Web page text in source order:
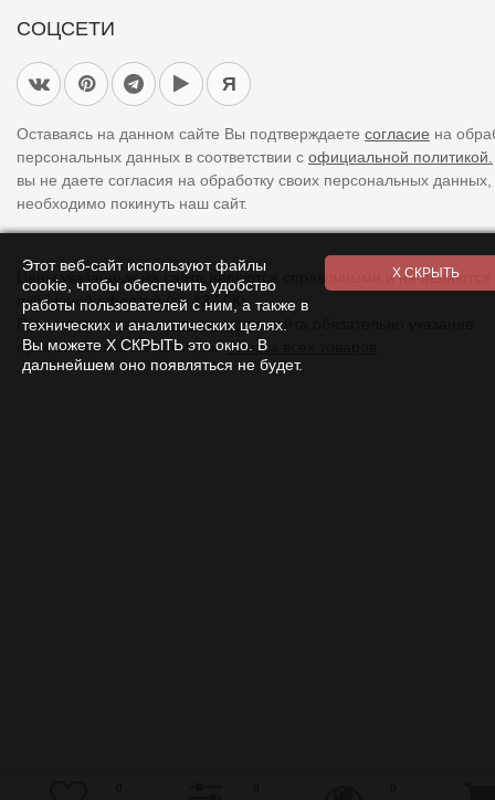
СОЦСЕТИ
Я
Оставаясь на данном сайте Вы подтверждаете согласие на
персональных данных в соответствии с официальной политикой.
вы не даете согласия на обработку своих персональных
необходимо покинуть наш сайт.
Цены указанные на сайте являются справочными и не являются
публичной офертой (ст. 437 ГК).
При использованииматериаловс сайта обязательно указание
прямой ссылки на источник.Список всех товаров
Этот веб-сайт используют файлы
cookie, чтобы обеспечить удобство
работы пользователей с ним, а также в
технических и аналитических целях.
Вы можете Х СКРЫТЬ это окно. В
дальнейшем оно появляться не будет.